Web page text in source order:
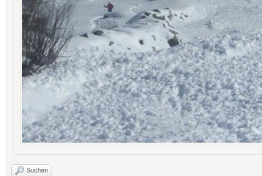
Suchen